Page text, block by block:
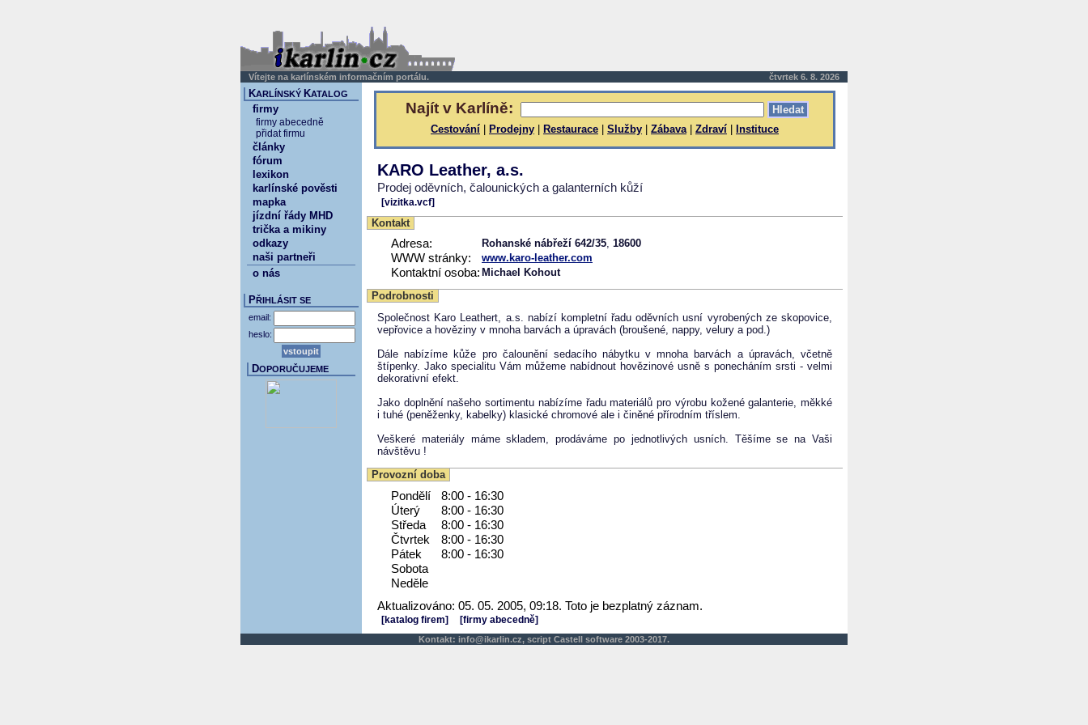
Vítejte na karlínském informačním portálu. čtvrtek 6. 8. 2026
Najít v Karlíně:
Cestování Prodejny Restaurace Služby Zábava| Zdraví Instituce
KARO Leather, a.s.
Prodej oděvních, čalounických a galanterních kůží
[vizitka.vcf]
Kontakt
Adresa: Rohanské nábřeží 642/35, 18600
WWW stránky: www.karo-leather.com
Kontaktní osoba: Michael Kohout
Podrobnosti
Společnost Karo Leathert, a.s. nabízí kompletní řadu oděvních usní vyrobených ze skopovice,
vepřovice a hověziny v mnoha barvách a úpravách (broušené, nappy, velury a pod.)
Dále nabízíme kůže pro čalounění sedacího nábytku v mnoha barvách a úpravách, včetně
štípenky. Jako specialitu Vám můžeme nabídnout hovězinové usně s ponecháním srsti - velmi
dekorativní efekt.
Jako doplnění našeho sortimentu nabízíme řadu materiálů pro výrobu kožené galanterie, měkké
i tuhé (peněženky, kabelky) klasické chromové ale i činěné přírodním tříslem.
Veškeré materiály máme skladem, prodáváme po jednotlivých usních. Těšíme se na Vaši
návštěvu !
Provozní doba
Pondělí
8:00 - 16:30
Úterý
8:00 - 16:30
Středa
8:00 - 16:30
Čtvrtek
8:00 - 16:30
Pátek
8:00 - 16:30
Sobota
Neděle
Aktualizováno: 05. 05. 2005, 09:18. Toto je bezplatný záznam.
[katalog firem] [firmy abecedně]
KARLÍNSKÝ KATALOG
firmy
firmy abecedně
přidat firmu
články
fórum
lexikon
karlínské pověsti
mapka
jízdní řády MHD
trička a mikiny
odkazy
naši partneři
o nás
PŘIHLÁSIT SE
email:
heslo:
DOPORUČUJEME
Kontakt: info@ikarlin.cz, script Castell software 2003-2017.